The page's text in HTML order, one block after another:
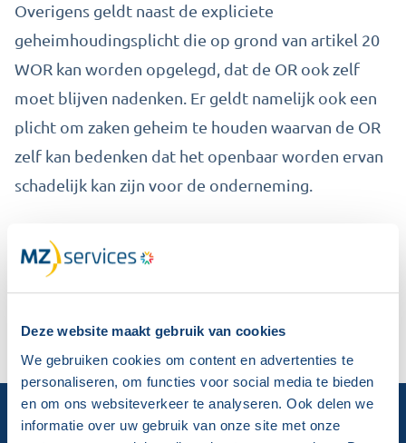
Deze website maakt gebruik van cookies
We gebruiken cookies om content en advertenties te
personaliseren, om functies voor social media te bieden
en om ons websiteverkeer te analyseren. Ook delen we
informatie over uw gebruik van onze site met onze
Overigens geldt naast de expliciete
geheimhoudingsplicht die op grond van artikel 20
WOR kan worden opgelegd, dat de OR ook zelf
moet blijven nadenken. Er geldt namelijk ook een
plicht om zaken geheim te houden waarvan de OR
zelf kan bedenken dat het openbaar worden ervan
schadelijk kan zijn voor de onderneming.